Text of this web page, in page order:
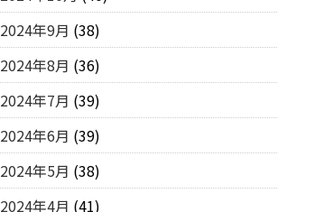
2024年9月 (38)
2024年8月 (36)
2024年7月 (39)
2024年6月 (39)
2024年5月 (38)
2024年4月 (41)